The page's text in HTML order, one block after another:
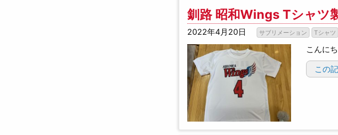
釧路 昭和Wings Tシャツ
2022年4月20日 サブリメーション Tシャツ
こんにち
この